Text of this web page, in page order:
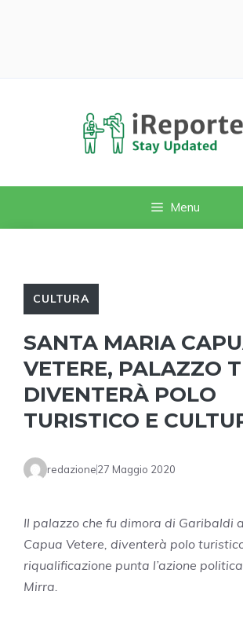
Menu
CULTURA
SANTA MARIA
VETERE, PALAZZO
DIVENTERÀ POLO
TURISTICO E
redazione27 Maggio 2020
Il palazzo che fu dimora di Garibaldi
Capua Vetere, diventerà polo
riqualificazione punta l’azione
Mirra.